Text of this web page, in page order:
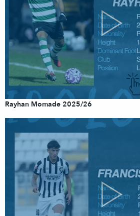
Rayhan Momade 2025/26